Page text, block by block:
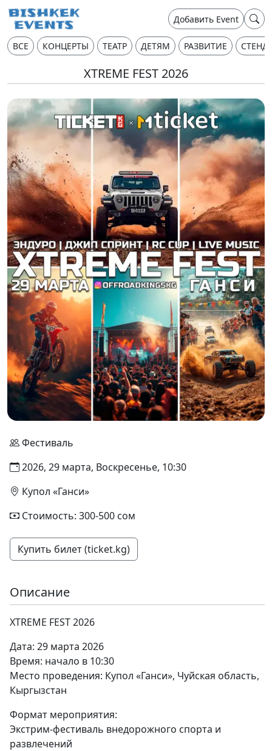
Добавить Event
ВСЕ КОНЦЕРТЫ ТЕАТР ДЕТЯМ РАЗВИТИЕ
XTREME FEST 2026
Фестиваль
2026, 29 марта, Воскресенье, 10:30
Купол «Ганси»
Стоимость: 300-500 сом
Купить билет (ticket.kg)
Описание
XTREME FEST 2026
Дата: 29 марта 2026
Время: начало в 10:30
Место проведения: Купол «Ганси», Чуйская область,
Кыргызстан
Формат мероприятия:
Экстрим-фестиваль внедорожного спорта и
развлечений